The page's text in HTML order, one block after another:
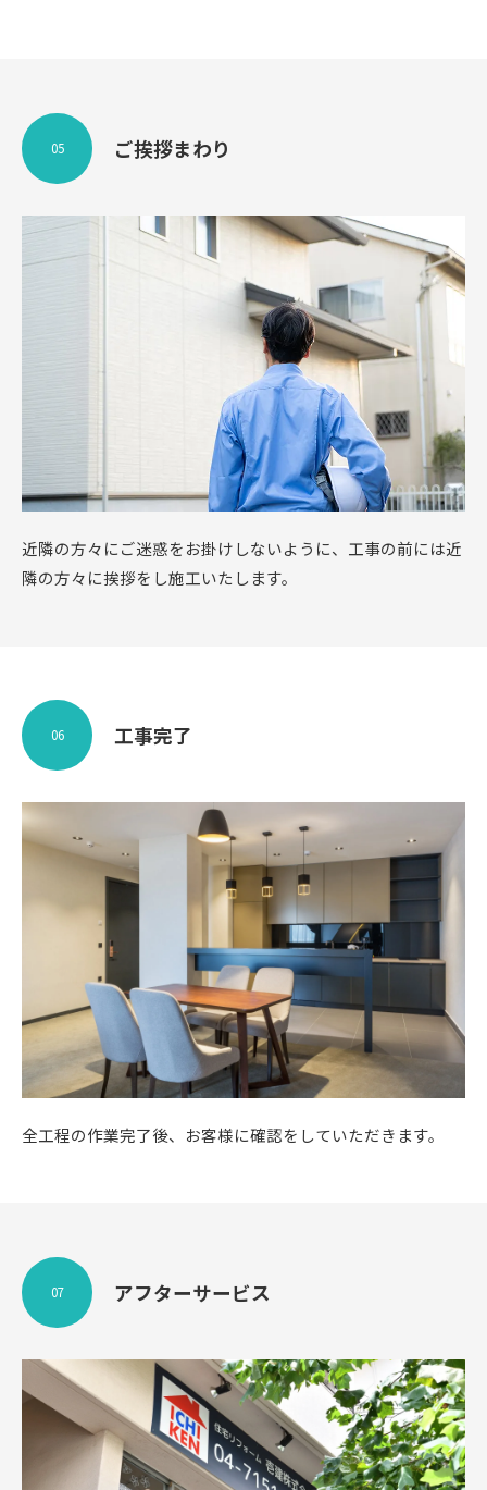
ご挨拶まわり
05
近隣の方々にご迷惑をお掛けしないように、工事の前には近
隣の方々に挨拶をし施工いたします。
工事完了
06
全工程の作業完了後、お客様に確認をしていただきます。
アフターサービス
07